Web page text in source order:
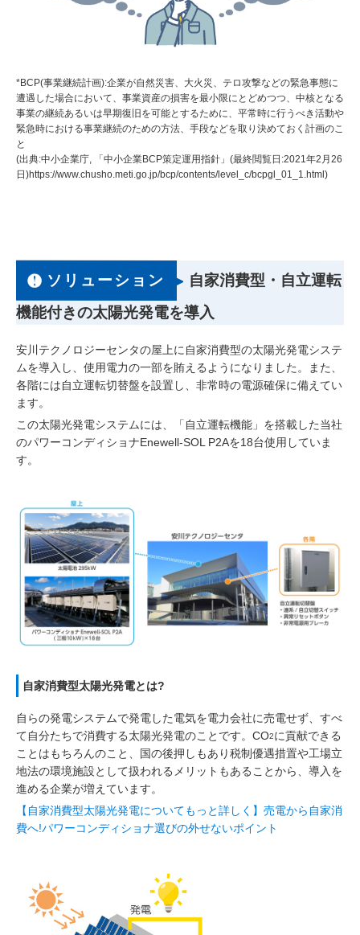
*BCP(事業継続計画):企業が自然災害、大火災、テロ攻撃などの緊急事態に
遭遇した場合において、事業資産の損害を最小限にとどめつつ、中核となる
事業の継続あるいは早期復旧を可能とするために、平常時に行うべき活動や
緊急時における事業継続のための方法、手段などを取り決めておく計画のこ
と
(出典:中小企業庁, 「中小企業BCP策定運用指針」(最終閲覧日:2021年2月26
日)https://www.chusho.meti.go.jp/bcp/contents/level_c/bcpgl_01_1.html)
ソリューション 自家消費型・自立運転
機能付きの太陽光発電を導入
安川テクノロジーセンタの屋上に自家消費型の太陽光発電システ
ムを導入し、使用電力の一部を賄えるようになりました。また、
各階には自立運転切替盤を設置し、非常時の電源確保に備えてい
ます。
この太陽光発電システムには、「自立運転機能」を搭載した当社
のパワーコンディショナEnewell-SOL P2Aを18台使用していま
す。
自家消費型太陽光発電とは?
自らの発電システムで発電した電気を電力会社に売電せず、すべ
て自分たちで消費する太陽光発電のことです。CO2に貢献できる
ことはもちろんのこと、国の後押しもあり税制優遇措置や工場立
地法の環境施設として扱われるメリットもあることから、導入を
進める企業が増えています。
【自家消費型太陽光発電についてもっと詳しく】売電から自家消
費へ!パワーコンディショナ選びの外せないポイント